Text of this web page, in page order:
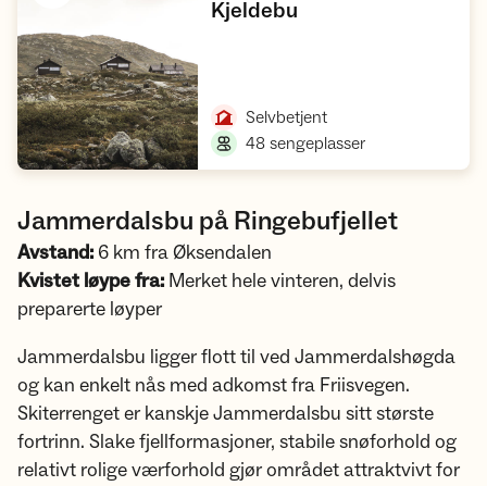
Kjeldebu
Selvbetjent,
48 sengeplasser,
Jammerdalsbu på Ringebufjellet
Avstand: 6 km fra Øksendalen
Kvistet løype fra: Merket hele vinteren, delvis
preparerte løyper
Jammerdalsbu ligger flott til ved Jammerdalshøgda
og kan enkelt nås med adkomst fra Friisvegen.
Skiterrenget er kanskje Jammerdalsbu sitt største
fortrinn. Slake fjellformasjoner, stabile snøforhold og
relativt rolige værforhold gjør området attraktvivt for